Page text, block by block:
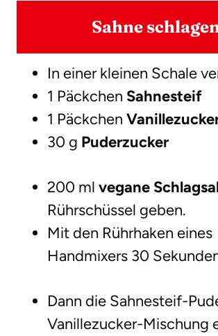
Sahne
In einer kleinen Schale
1 Päckchen Sahnesteif
1 Päckchen
30 g Puderzucker
200 ml vegane
Rührschüssel geben.
Mit den Rührhaken eines
Handmixers 30
Dann die Sahnesteif-
Vanillezucker-Mischung